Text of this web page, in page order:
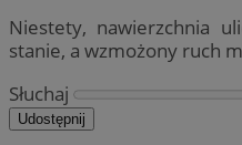
Niestety, nawierzchnia
stanie, a wzmożony ruch
Słuchaj
Udostępnij